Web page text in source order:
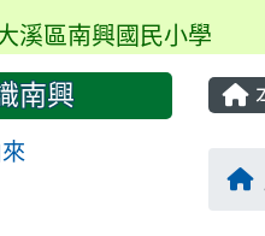
溪區南興國民小學
南興